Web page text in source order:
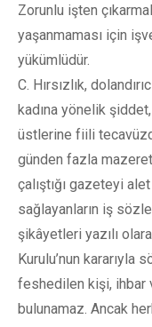
Zorunlu işten
yaşanmaması için
yükümlüdür.
C. Hırsızlık,
kadına yönelik
üstlerine fiili
günden fazla
çalıştığı gazeteyi
sağlayanların iş
şikâyetleri yazılı
Kurulu’nun kararıyla
feshedilen kişi, ihbar
bulunamaz. Ancak